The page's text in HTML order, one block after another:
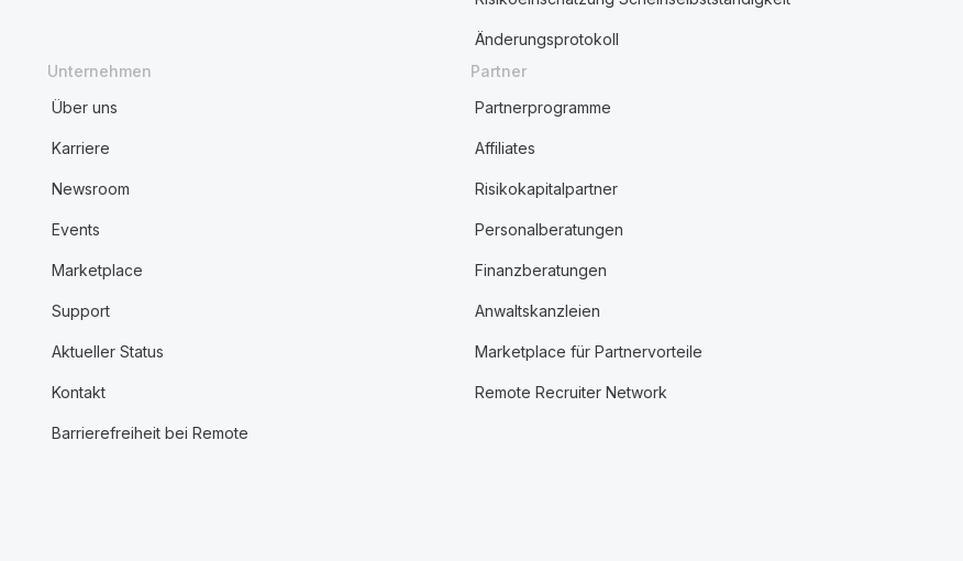
Änderungsprotokoll
Unternehmen
Über uns
Karriere
Newsroom
Events
Marketplace
Support
Aktueller Status
Kontakt
Barrierefreiheit bei Remote
Partner
Partnerprogramme
Affiliates
Risikokapitalpartner
Personalberatungen
Finanzberatungen
Anwaltskanzleien
Marketplace für Partnervorteile
Remote Recruiter Network